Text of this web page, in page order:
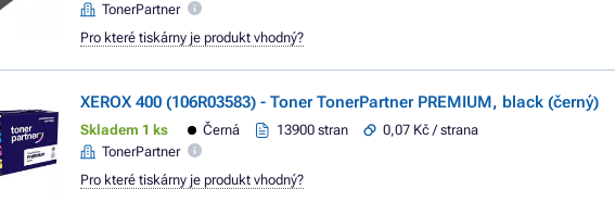
TonerPartner
Pro které tiskárny je produkt vhodný?
XEROX 400 (106R03583) - Toner TonerPartner PREMIUM, black (černý)
Skladem 1 ks Černá 13900 stran
0,07 Kč / strana
TonerPartner
Pro které tiskárny je produkt vhodný?